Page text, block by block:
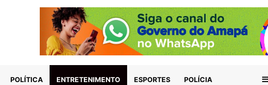
POLÍTICA ENTRETENIMENTO ESPORTES POLÍCIA